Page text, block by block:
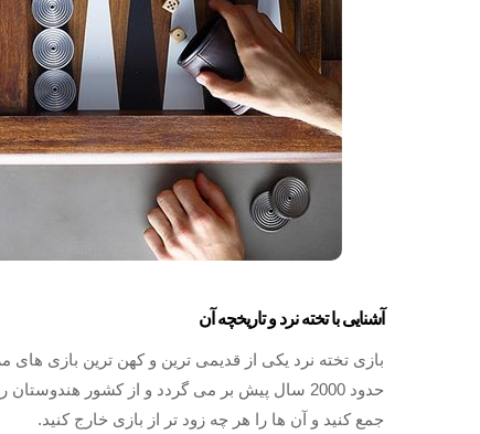
آشنایی با تخته نرد و تاریخچه آن
بازی تخته نرد یکی از قدیمی ترین و کهن ترین بازی های
حدود 2000 سال پیش بر می گردد و از کشور
جمع کنید و آن ها را هر چه زود تر از بازی خارج کنید.